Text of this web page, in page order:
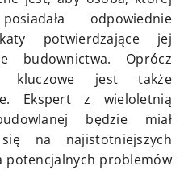
odpowiednie
potwierdzające jej
budownictwa. Oprócz
kluczowe jest także
Ekspert z wieloletnią
będzie miał
na najistotniejszych
potencjalnych problemów